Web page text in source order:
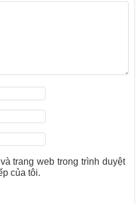
trang web trong trình duyệt
của tôi.